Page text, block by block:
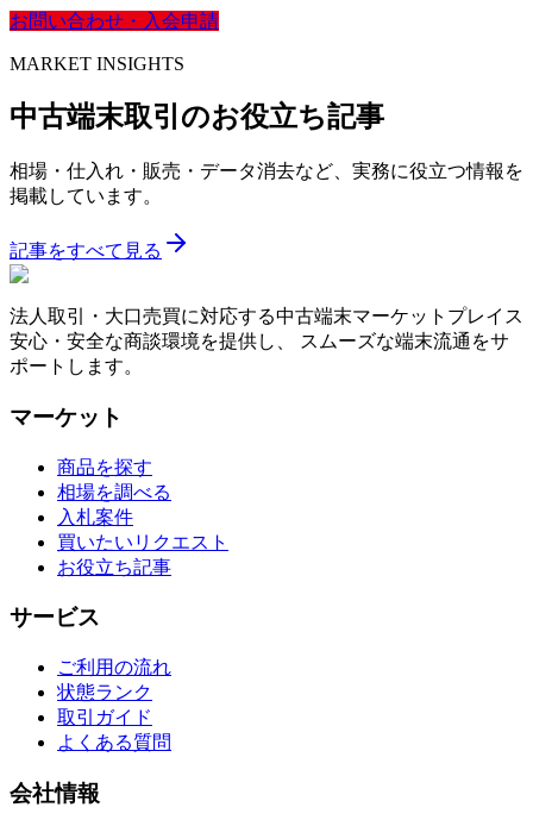
お問い合わせ・入会申請
MARKET INSIGHTS
中古端末取引のお役立ち記事
相場・仕入れ・販売・データ消去など、実務に役立つ情報を
掲載しています。
記事をすべて見る
法人取引・大口売買に対応する中古端末マーケットプレイス
安心・安全な商談環境を提供し、 スムーズな端末流通をサ
ポートします。
マーケット
商品を探す
相場を調べる
入札案件
買いたいリクエスト
お役立ち記事
サービス
ご利用の流れ
状態ランク
取引ガイド
よくある質問
会社情報